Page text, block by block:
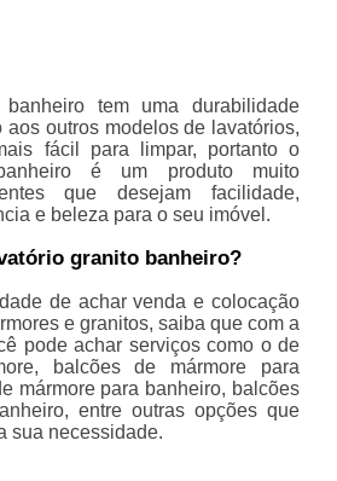
tem uma durabilidade
aos outros modelos de lavatórios,
fácil para limpar, portanto o
é um produto muito
que desejam facilidade,
e beleza para o seu imóvel.
granito banheiro?
de achar venda e colocação
e granitos, saiba que com a
pode achar serviços como o de
balcões de mármore para
mármore para banheiro, balcões
entre outras opções que
sua necessidade.